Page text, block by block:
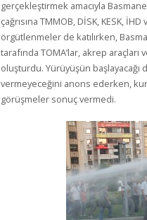
gerçekleştirmek amacıyla
çağrısına TMMOB, DİSK, KESK,
örgütlenmeler de katılırken,
tarafında TOMA’lar, akrep
oluşturdu. Yürüyüşün
vermeyeceğini anons ederken,
görüşmeler sonuç vermedi.